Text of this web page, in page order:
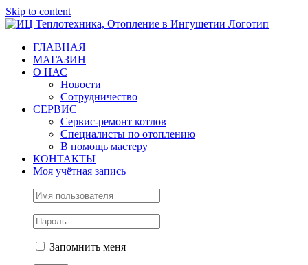
Skip to content
ГЛАВНАЯ
МАГАЗИН
О НАС
Новости
Сотрудничество
СЕРВИС
Сервис-ремонт котлов
Специалисты по отоплению
В помощь мастеру
КОНТАКТЫ
Моя учётная запись
Запомнить меня